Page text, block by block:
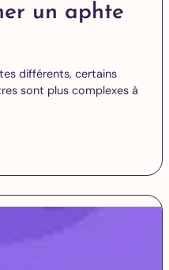
un aphte
différents, certains
sont plus complexes à